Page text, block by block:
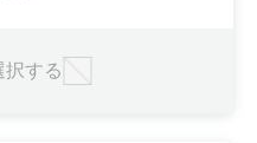
する